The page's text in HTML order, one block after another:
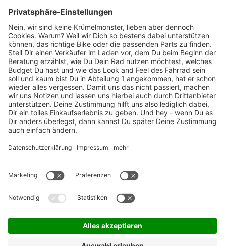
Marken-Highlights
TOP-Marken
ZAHLUNGSARTEN / RATENKAUF
FÜR ARBEITGEBER & ARBEITNEHMER